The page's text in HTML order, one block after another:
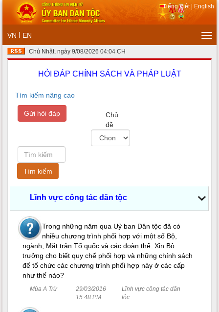
Tiếng Việt English
VN | EN
Chủ Nhật, ngày 9/08/2026 04:04 CH
HỎI ĐÁP CHÍNH SÁCH VÀ PHÁP LUẬT
Tìm kiếm nâng cao
Chủ
đề
Lĩnh vực công tác dân tộc
Trong những năm qua Uỷ ban Dân tộc đã có
nhiều chương trình phối hợp với một số Bộ,
ngành, Mặt trận Tổ quốc và các đoàn thể. Xin Bộ
trưởng cho biết quy chế phối hợp và những chính sách
để tổ chức các chương trình phối hợp này ở các cấp
như thế nào?
Mùa A Trừ
29/03/2016
15:48 PM
Lĩnh vực công tác dân
tộc